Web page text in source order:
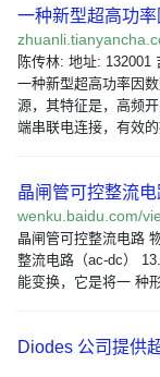
一种新型超高功
陈传林: 地址: 132001
一种新型超高功率因
源，其特征是，高频
端串联电连接，有效
晶闸管可控整流
wenku.baidu.com/
晶闸管可控整流电路
整流电路（ac-dc）
能变换，它是将一 种
Diodes 公司提供